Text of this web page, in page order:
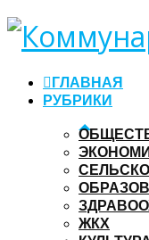
ГЛАВНАЯ
РУБРИКИ
ЖКХ